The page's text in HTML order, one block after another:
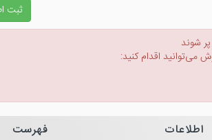
ثبت
شوند
می‌توانید اقدام کنید:
اطلاعات فهرست